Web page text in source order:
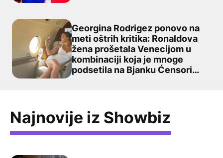
Georgina Rodrigez ponovo na meti oštrih kritika:
Georgina Rodrigez ponovo na
meti oštrih kritika: Ronaldova
žena prošetala Venecijom u
kombinaciji koja je mnoge
podsetila na Bjanku Ćensori
Najnovije iz Showbiz